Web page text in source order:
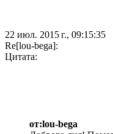
22 июл. 2015 г., 09:15:35
Re[lou-bega]:
Цитата:
от:lou-bega